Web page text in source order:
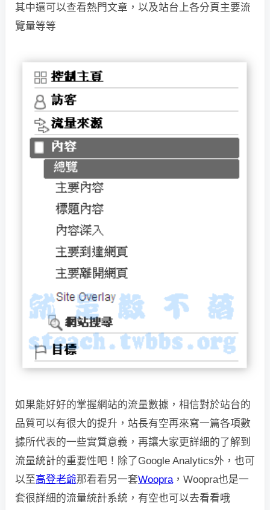
其中還可以查看熱門文章，以及站台上各分頁主要流
覽量等等
如果能好好的掌握網站的流量數據，相信對於站台的
品質可以有很大的提升， 站長有空再來寫一篇各項數
據所代表的一些實質意義，再讓大家更詳細的了解到
流量統計的重要性吧！ 除了Google Analytics外，也可
以至高登老爺那看看另一套Woopra ，Woopra也是一
套很詳細的流量統計系統，有空也可以去看看哦